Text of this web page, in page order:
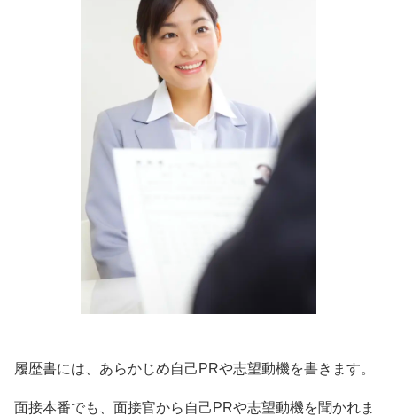
履歴書には、あらかじめ自己PRや志望動機を書きます。
面接本番でも、面接官から自己PRや志望動機を聞かれま